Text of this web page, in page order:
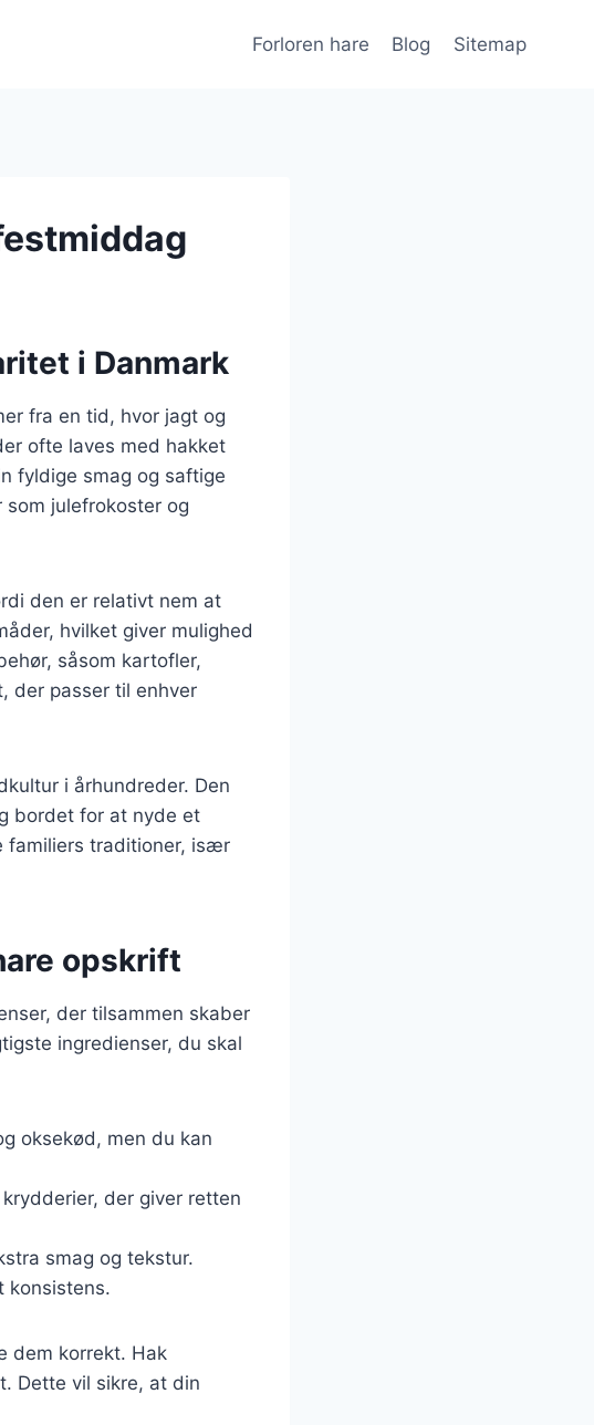
Forloren hare Blog Sitemap
i Danmark
fra en tid, hvor jagt og
ofte laves med hakket
fyldige smag og saftige
julefrokoster og
den er relativt nem at
hvilket giver mulighed
såsom kartofler,
der passer til enhver
i århundreder. Den
bordet for at nyde et
familiers traditioner, især
opskrift
der tilsammen skaber
ingredienser, du skal
oksekød, men du kan
der giver retten
smag og tekstur.
konsistens.
dem korrekt. Hak
Dette vil sikre, at din